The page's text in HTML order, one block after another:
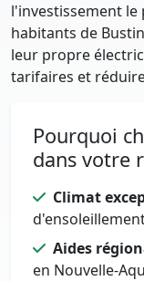
l'investissement
habitants de
leur propre
tarifaires et
Pourquoi
dans votre
Climat
Aides
en Nouvelle-